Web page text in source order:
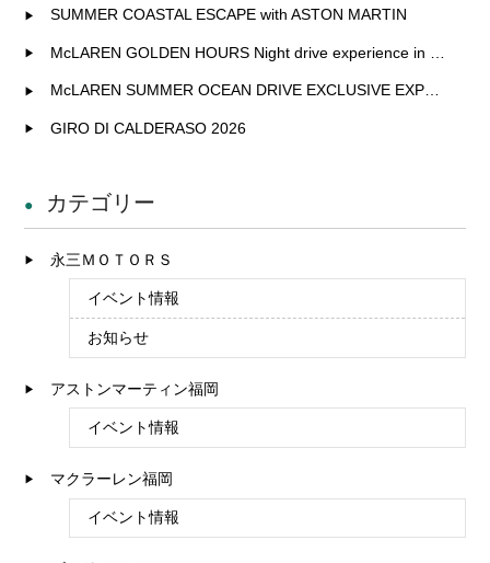
SUMMER COASTAL ESCAPE with ASTON MARTIN
McLAREN GOLDEN HOURS Night drive experience in Fukuoka
McLAREN SUMMER OCEAN DRIVE EXCLUSIVE EXPERIENCE IN KITAKYUSHU
GIRO DI CALDERASO 2026
カテゴリー
永三ＭＯＴＯＲＳ
イベント情報
お知らせ
アストンマーティン福岡
イベント情報
マクラーレン福岡
イベント情報